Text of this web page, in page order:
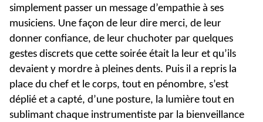
simplement passer un message d’empathie à ses
musiciens. Une façon de leur dire merci, de leur
donner confiance, de leur chuchoter par quelques
gestes discrets que cette soirée était la leur et qu’ils
devaient y mordre à pleines dents. Puis il a repris la
place du chef et le corps, tout en pénombre, s’est
déplié et a capté, d’une posture, la lumière tout en
sublimant chaque instrumentiste par la bienveillance